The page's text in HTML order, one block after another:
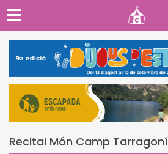
Recital Món Camp Tarragoní